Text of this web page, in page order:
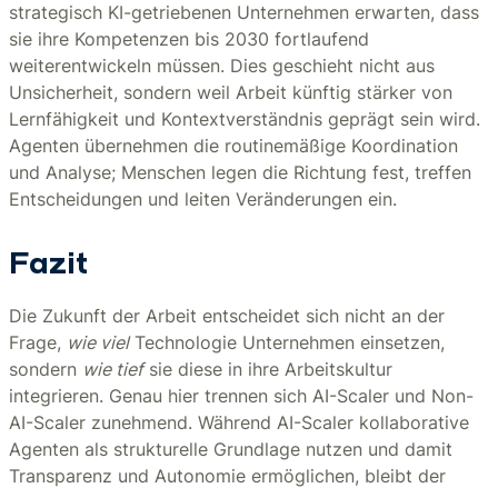
strategisch KI-getriebenen Unternehmen erwarten, dass
sie ihre Kompetenzen bis 2030 fortlaufend
weiterentwickeln müssen. Dies geschieht nicht aus
Unsicherheit, sondern weil Arbeit künftig stärker von
Lernfähigkeit und Kontextverständnis geprägt sein wird.
Agenten übernehmen die routinemäßige Koordination
und Analyse; Menschen legen die Richtung fest, treffen
Entscheidungen und leiten Veränderungen ein.
Fazit
Die Zukunft der Arbeit entscheidet sich nicht an der
Frage, wie vielTechnologie Unternehmen einsetzen,
sondern wie tiefsie diese in ihre Arbeitskultur
integrieren. Genau hier trennen sich AI-Scaler und Non-
AI-Scaler zunehmend. Während AI-Scaler kollaborative
Agenten als strukturelle Grundlage nutzen und damit
Transparenz und Autonomie ermöglichen, bleibt der